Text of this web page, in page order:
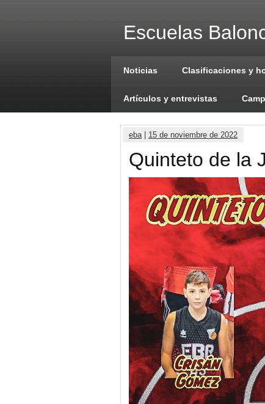
Escuelas
Noticias Clasificaciones y
Artículos y entrevistas
eba| 15 de noviembre de 2022
Quinteto de la